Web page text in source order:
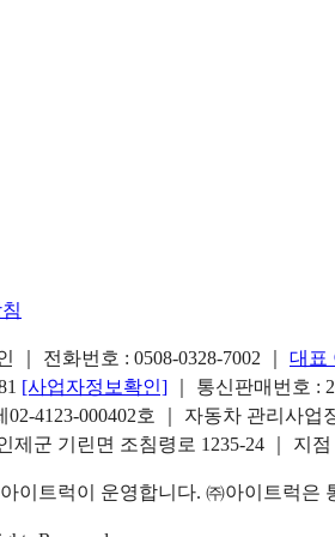
｜ 전화번호 : 0508-0328-7002 대표
[사업자정보확인]
｜ 통신판매번호 :
4123-000402호 ｜ 자동차 관리사
제군 기린면 조침령로 1235-24 ｜ 지
이트럭이 운영합니다. ㈜아이트럭